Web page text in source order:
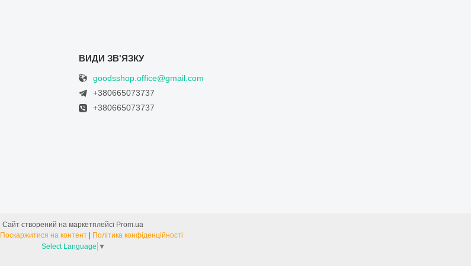
goodsshop.office@gmail.com
+380665073737
+380665073737
Сайт створений на маркетплейсі Prom.ua
Поскаржитися на контент | Політика конфіденційності
Select Language ▼